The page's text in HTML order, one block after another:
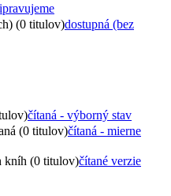
(0 titulov)dostupná (bez
čítaná - výborný stav
(0 titulov)čítaná - mierne
kníh (0 titulov)čítané verzie